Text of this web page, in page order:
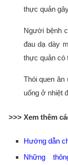
thực quản
Người bệnh
đau dạ dày
thực quản có
Thói quen ăn
uống ở nhiệt
>>> Xem thêm
Hướng dẫn
Những